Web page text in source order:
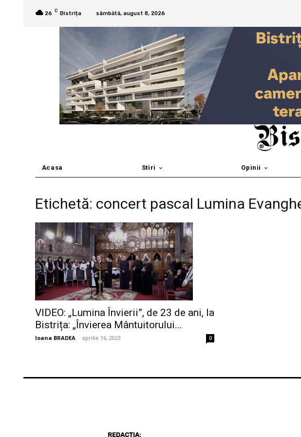
26 C Bistrița sâmbătă, august 8, 2026
Acasa Stiri Opinii
Etichetă: concert pascal Lumina
VIDEO: „Lumina Învierii”, de 23 de ani, la
Bistrița: „Învierea Mântuitorului...
Ioana BRADEA - aprilie 16, 2023 0
REDACȚIA: